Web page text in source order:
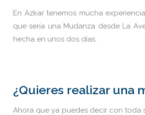
En Azkar tenemos mucha
que sería una Mudanza desde La
hecha en unos dos días.
¿Quieres realizar una
Ahora que ya puedes decir con toda